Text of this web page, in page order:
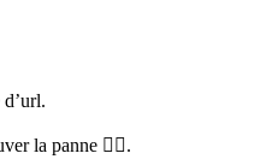
la panne 🕵️‍♀️.